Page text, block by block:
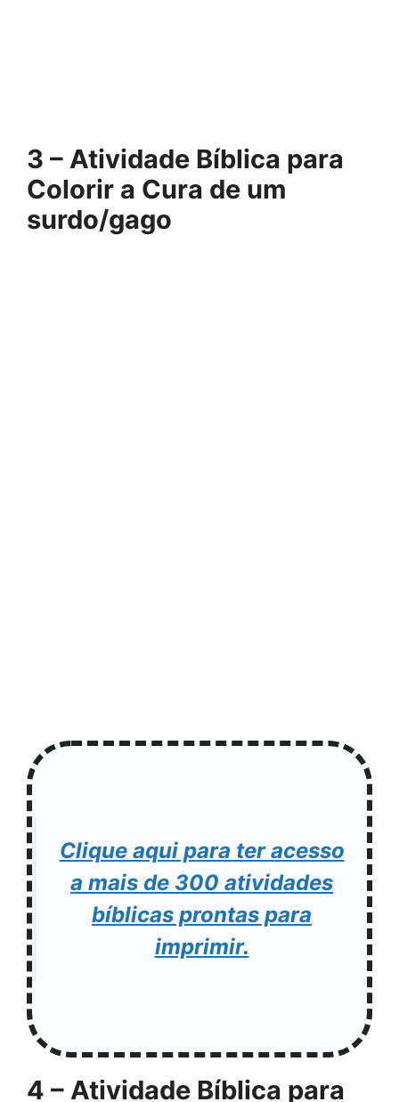
3 – Atividade Bíblica para
Colorir a Cura de um
surdo/gago
Clique aqui para ter acesso
a mais de 300 atividades
bíblicas prontas para
imprimir.
4 – Atividade Bíblica para